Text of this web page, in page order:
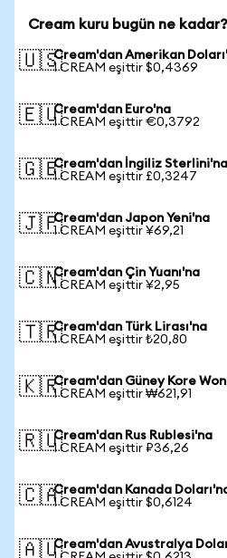
Cream kuru bugün ne kadar?
🇺🇸Cream'dan Amerikan
1 CREAM eşittir $0,4369
🇪🇺Cream'dan Euro'na
1 CREAM eşittir €0,3792
🇬🇧Cream'dan İngiliz Sterlini'na
1 CREAM eşittir £0,3247
🇯🇵Cream'dan Japon Yeni'na
1 CREAM eşittir ¥69,21
🇨🇳Cream'dan Çin Yuanı'na
1 CREAM eşittir ¥2,95
🇹🇷Cream'dan Türk Lirası'na
1 CREAM eşittir ₺20,80
🇰🇷Cream'dan Güney Kore
1 CREAM eşittir ₩621,91
🇷🇺Cream'dan Rus Rublesi'na
1 CREAM eşittir ₽36,26
🇨🇦Cream'dan Kanada
1 CREAM eşittir $0,6124
🇦🇺Cream'dan Avustralya